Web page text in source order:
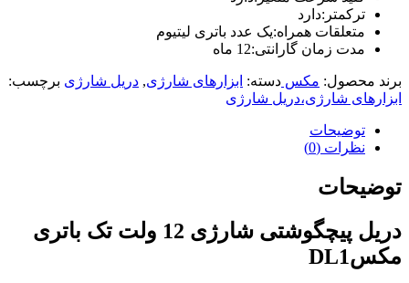
hotel
room
sunny
leone
xxx
kolkata
american
film
video
player
ترکمتر:دارد
متعلقات همراه:یک عدد باتری لیتیوم
مدت زمان گارانتی:12 ماه
برند محصول: مکس دسته: ابزارهای شارژی, دریل شارژی برچسب:
ابزارهای شارژی،دریل شارژی
توضیحات
نظرات (0)
توضیحات
دریل پیچگوشتی شارژی 12 ولت تک باتری
مکسDL1